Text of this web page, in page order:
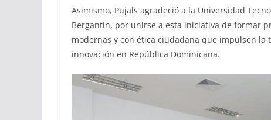
Asimismo, Pujals agradeció a la Universidad
Bergantin, por unirse a esta iniciativa de formar
modernas y con ética ciudadana que impulsen
innovación en República Dominicana.